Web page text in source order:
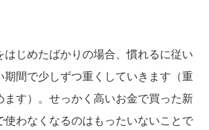
はじめたばかりの場合、慣れるに従い
期間で少しずつ重くしていきます（重
ます）。せっかく高いお金で買った新
使わなくなるのはもったいないことで